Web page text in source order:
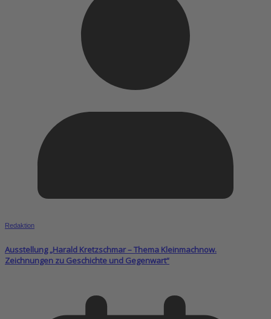
Redaktion
Ausstellung „Harald Kretzschmar – Thema Kleinmachnow.
Zeichnungen zu Geschichte und Gegenwart“